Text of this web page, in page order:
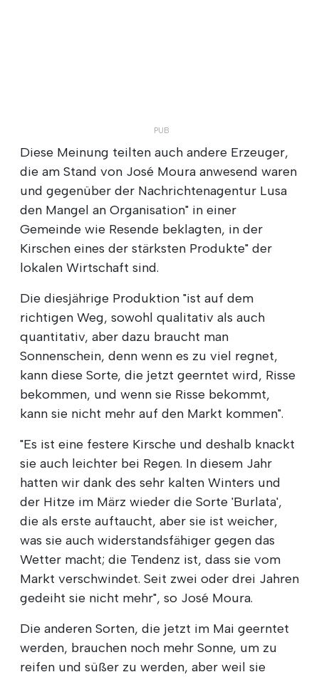
Diese Meinung teilten auch andere Erzeuger,
die am Stand von José Moura anwesend waren
und gegenüber der Nachrichtenagentur Lusa
den Mangel an Organisation" in einer
Gemeinde wie Resende beklagten, in der
Kirschen eines der stärksten Produkte" der
lokalen Wirtschaft sind.
Die diesjährige Produktion "ist auf dem
richtigen Weg, sowohl qualitativ als auch
quantitativ, aber dazu braucht man
Sonnenschein, denn wenn es zu viel regnet,
kann diese Sorte, die jetzt geerntet wird, Risse
bekommen, und wenn sie Risse bekommt,
kann sie nicht mehr auf den Markt kommen".
"Es ist eine festere Kirsche und deshalb knackt
sie auch leichter bei Regen. In diesem Jahr
hatten wir dank des sehr kalten Winters und
der Hitze im März wieder die Sorte 'Burlata',
die als erste auftaucht, aber sie ist weicher,
was sie auch widerstandsfähiger gegen das
Wetter macht; die Tendenz ist, dass sie vom
Markt verschwindet. Seit zwei oder drei Jahren
gedeiht sie nicht mehr", so José Moura.
Die anderen Sorten, die jetzt im Mai geerntet
werden, brauchen noch mehr Sonne, um zu
reifen und süßer zu werden, aber weil sie